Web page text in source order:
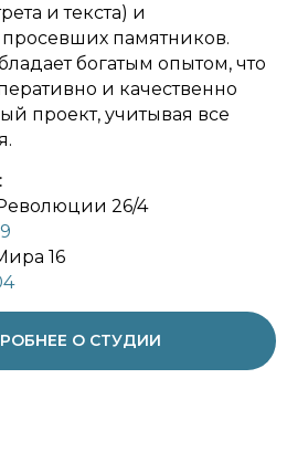
и текста) и
памятников.
богатым опытом, что
и качественно
проект, учитывая все
26/4
16
О СТУДИИ